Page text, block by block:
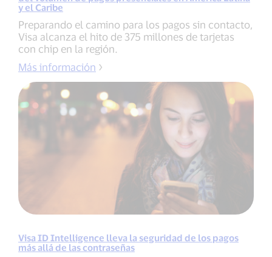
y el Caribe
Preparando el camino para los pagos sin contacto,
Visa alcanza el hito de 375 millones de tarjetas
con chip en la región.
Más información
Visa ID Intelligence lleva la seguridad de los pagos
más allá de las contraseñas